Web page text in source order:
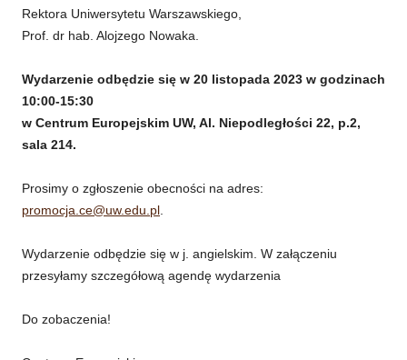
Rektora Uniwersytetu Warszawskiego,
Prof. dr hab. Alojzego Nowaka.
Wydarzenie odbędzie się w 20 listopada 2023 w godzinach
10:00-15:30
w Centrum Europejskim UW, Al. Niepodległości 22, p.2,
sala 214.
Prosimy o zgłoszenie obecności na adres:
promocja.ce@uw.edu.pl.
Wydarzenie odbędzie się w j. angielskim. W załączeniu
przesyłamy szczegółową agendę wydarzenia
Do zobaczenia!